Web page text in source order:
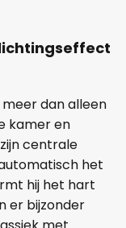
dan alleen
kamer en
centrale
het
hij het hart
er bijzonder